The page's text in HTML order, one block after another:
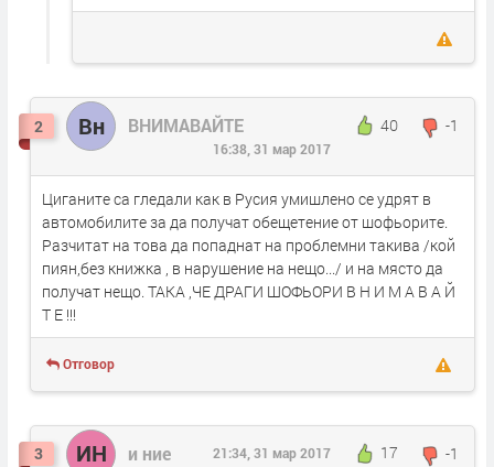
2 Вн ВНИМАВАЙТЕ 40 -1
16:38, 31 мар 2017
Циганите са гледали как в Русия умишлено се удрят в
автомобилите за да получат обещетение от шофьорите.
Разчитат на това да попаднат на проблемни такива /кой
пиян,без книжка , в нарушение на нещо.../ и на място да
получат нещо. ТАКА ,ЧЕ ДРАГИ ШОФЬОРИ В Н И М А В А Й
Т Е !!!
Отговор
3 ИН и ние 17 -1
21:34, 31 мар 2017